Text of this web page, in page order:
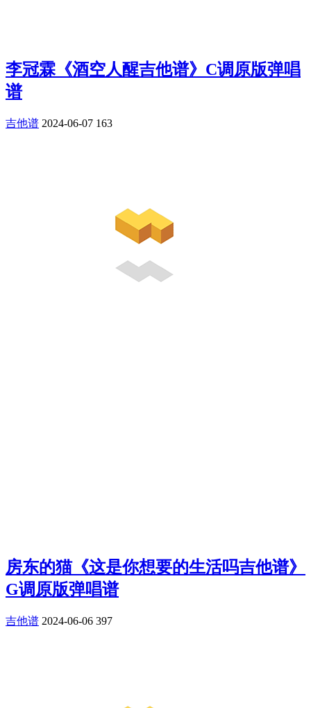
李冠霖《酒空人醒吉他谱》C调原版弹唱
谱
吉他谱 2024-06-07 163
房东的猫《这是你想要的生活吗吉他谱》
G调原版弹唱谱
吉他谱 2024-06-06 397